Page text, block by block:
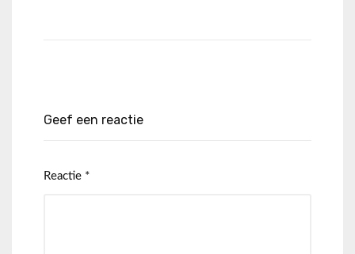
Geef een reactie
Reactie *